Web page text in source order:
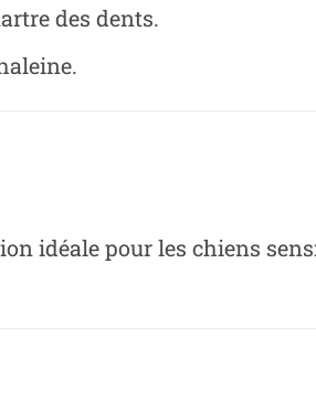
des dents.
idéale pour les chiens